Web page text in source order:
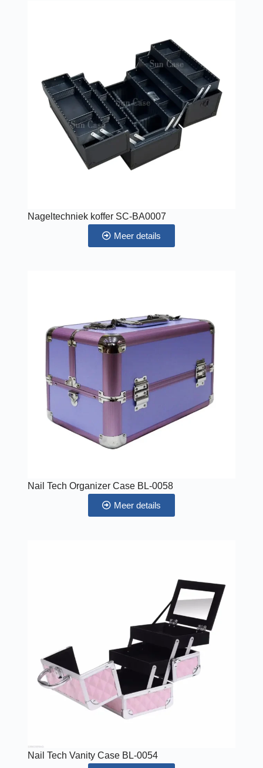
Nageltechniek koffer SC-BA0007
Meer details
Nail Tech Organizer Case BL-0058
Meer details
Nail Tech Vanity Case BL-0054